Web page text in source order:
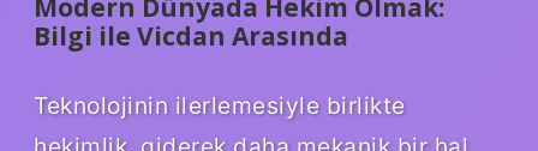
Modern Dünyada Hekim Olmak:
Bilgi ile Vicdan Arasında
Teknolojinin ilerlemesiyle birlikte